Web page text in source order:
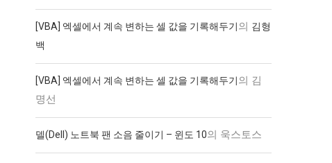
[VBA] 엑셀에서 계속 변하는 셀 값을 기록해두기의 김형
백
[VBA] 엑셀에서 계속 변하는 셀 값을 기록해두기의 김
명선
델(Dell) 노트북 팬 소음 줄이기 – 윈도 10의 욱스토스